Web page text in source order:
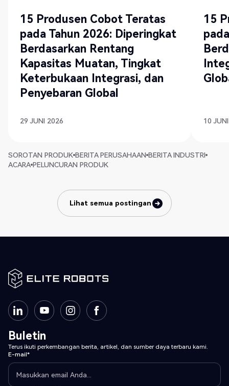
15 Produsen Cobot Teratas
pada Tahun 2026: Diperingkat
Berdasarkan Rentang
Kapasitas Muatan, Tingkat
Keterbukaan Integrasi, dan
Penyebaran Global
29 JUNI 2026
15
10
SOROTAN PRODUK BERITA PERUSAHAAN BERITA INDUSTRI
ACARA PELUNCURAN PRODUK
Lihat semua postingan
Lihat semua postingan
Buletin
Terus ikuti perkembangan berita, artikel, dan sumber daya terbaru kami.
E-mail*